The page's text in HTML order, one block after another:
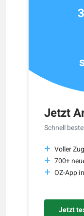
Jetzt
Schnell
Voller
700+
OZ-App
Jetzt